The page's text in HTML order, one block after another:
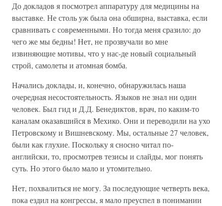
До докладов я посмотрел аппаратуру для медицины на
выставке. Не столь уж была она обширна, выставка, если
сравнивать с современными. Но тогда меня сразило: до
чего же мы бедны! Нет, не прозвучали во мне
извиняющие мотивы, что у нас-де новый социальный
строй, самолеты и атомная бомба.
Начались доклады, и, конечно, обнаружилась наша
очередная несостоятельность. Языков не знал ни один
человек. Был гид и Д.Д. Бенедиктов, врач, по каким-то
каналам оказавшийся в Мехико. Они и переводили на ухо
Петровскому и Вишневскому. Мы, остальные 27 человек,
были как глухие. Поскольку я сносно читал по-
английски, то, просмотрев тезисы и слайды, мог понять
суть. Но этого было мало и утомительно.
Нет, похвалиться не могу. За последующие четверть века,
пока ездил на конгрессы, я мало преуспел в понимании